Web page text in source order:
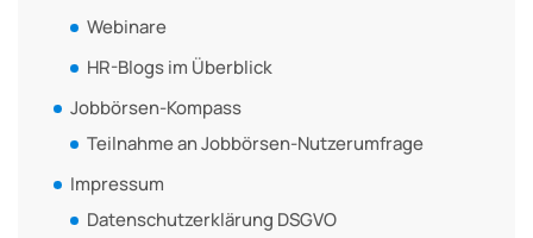
Webinare
HR-Blogs im Überblick
Jobbörsen-Kompass
Teilnahme an Jobbörsen-Nutzerumfrage
Impressum
Datenschutzerklärung DSGVO